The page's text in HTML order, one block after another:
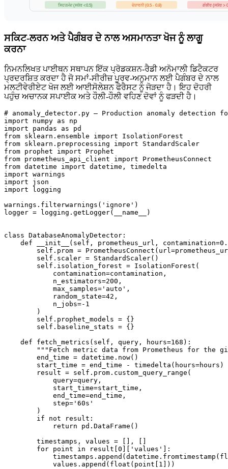
ਸਿਹਤਮੰਦ (ਸਕੋਰ <0.5)
ਚੇਤਾਵਨੀ (0.5 - 0.8) ਗੰਭੀਰ (ਸਕੋਰ >
ਸਕਿਟ-ਲਰਨ ਅਤੇ ਪੈਗੰਬਰ ਦੇ ਨਾਲ ਅਸਮਾਨਤਾ ਖੋਜ ਨੂੰ ਲਾਗੂ
ਕਰਨਾ
ਨਿਮਨਲਿਖਤ ਪਾਈਥਨ ਸਥਾਪਨ ਇੱਕ ਪ੍ਰੋਡਕਸ਼ਨ-ਰੈਡੀ ਅਨੋਮਾਲੀ ਡਿਟੈਕਟਰ
ਪ੍ਰਦਰਸ਼ਿਤ ਕਰਦਾ ਹੈ ਜੋ ਸਮਾਂ-ਸੀਰੀਜ਼ ਪੂਰਵ-ਅਨੁਮਾਨ ਲਈ ਪੈਗੰਬਰ ਦੇ ਨਾਲ
ਮਲਟੀਵੇਰੀਏਟ ਖੋਜ ਲਈ ਆਈਸੋਲੇਸ਼ਨ ਫੋਰੈਸਟ ਨੂੰ ਜੋੜਦਾ ਹੈ। ਇਹ ਦੋਹਰੀ
ਪਹੁੰਚ ਅਚਾਨਕ ਸਪਾਈਕ ਅਤੇ ਹੌਲੀ-ਹੌਲੀ ਵਹਿਣ ਦੋਵਾਂ ਨੂੰ ਫੜਦੀ ਹੈ।
# anomaly_detector.py — Production anomaly detection
import numpy as np
import pandas as pd
from sklearn.ensemble import IsolationForest
from sklearn.preprocessing import StandardScaler
from prophet import Prophet
from prometheus_api_client import PrometheusConnect
from datetime import datetime, timedelta
import warnings
import json
import logging
warnings.filterwarnings('ignore')
logger = logging.getLogger(__name__)
class DatabaseAnomalyDetector:
def __init__(self, prometheus_url,
self.prom =
        self.scaler = StandardScaler()
        self.isolation_forest = IsolationForest(
            contamination=contamination,
            n_estimators=200,
            max_samples='auto',
            random_state=42,
            n_jobs=-1
        )
        self.prophet_models = {}
        self.baseline_stats = {}
    def fetch_metrics(self, query, hours=168):
"""Fetch metric data from Prometheus for the
        end_time = datetime.now()
        start_time = end_time - timedelta(hours=hours)
        result = self.prom.custom_query_range(
            query=query,
            start_time=start_time,
            end_time=end_time,
            step='60s'
        )
        if not result:
            return pd.DataFrame()
        timestamps, values = [], []
        for point in result[0]['values']:
            values.append(float(point[1]))